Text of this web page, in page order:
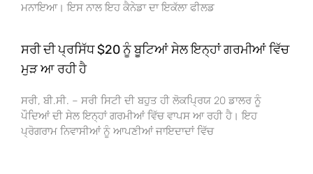
ਮਨਾਇਆ। ਇਸ ਨਾਲ ਇਹ ਕੈਨੇਡਾ ਦਾ ਇਕੱਲਾ ਫੀਲਡ
ਸਰੀ ਦੀ ਪ੍ਰਸਿੱਧ $20 ਨੂੰ ਬੂਟਿਆਂ ਸੇਲ ਇਨ੍ਹਾਂ ਗਰਮੀਆਂ ਵਿੱਚ
ਮੁੜ ਆ ਰਹੀ ਹੈ
ਸਰੀ, ਬੀ.ਸੀ. – ਸਰੀ ਸਿਟੀ ਦੀ ਬਹੁਤ ਹੀ ਲੋਕਪ੍ਰਿਯ 20 ਡਾਲਰ ਨੂੰ
ਪੌਦਿਆਂ ਦੀ ਸੇਲ ਇਨ੍ਹਾਂ ਗਰਮੀਆਂ ਵਿੱਚ ਵਾਪਸ ਆ ਰਹੀ ਹੈ। ਇਹ
ਪ੍ਰੋਗਰਾਮ ਨਿਵਾਸੀਆਂ ਨੂੰ ਆਪਣੀਆਂ ਜਾਇਦਾਦਾਂ ਵਿੱਚ